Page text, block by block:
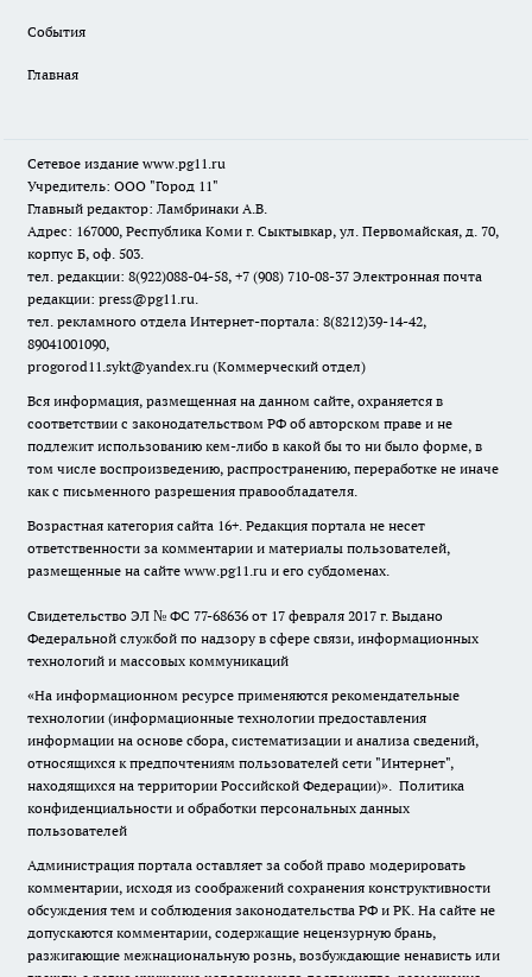
События
Главная
Сетевое издание www.pg11.ru
Учредитель: ООО "Город 11"
Главный редактор: Ламбринаки А.В.
Адрес: 167000, Республика Коми г. Сыктывкар, ул. Первомайская, д. 70,
корпус Б, оф. 503.
тел. редакции: 8(922)088-04-58, +7 (908) 710-08-37 Электронная почта
редакции: press@pg11.ru.
тел. рекламного отдела Интернет-портала: 8(8212)39-14-42,
89041001090,
progorod11.sykt@yandex.ru (Коммерческий отдел)
Вся информация, размещенная на данном сайте, охраняется в
соответствии с законодательством РФ об авторском праве и не
подлежит использованию кем-либо в какой бы то ни было форме, в
том числе воспроизведению, распространению, переработке не иначе
как с письменного разрешения правообладателя.
Возрастная категория сайта 16+. Редакция портала не несет
ответственности за комментарии и материалы пользователей,
размещенные на сайте www.pg11.ru и его субдоменах.
Свидетельство ЭЛ № ФС 77-68636 от 17 февраля 2017 г. Выдано
Федеральной службой по надзору в сфере связи, информационных
технологий и массовых коммуникаций
«На информационном ресурсе применяются рекомендательные
технологии (информационные технологии предоставления
информации на основе сбора, систематизации и анализа сведений,
относящихся к предпочтениям пользователей сети "Интернет",
находящихся на территории Российской Федерации)». Политика
конфиденциальности и обработки персональных данных
пользователей
Администрация портала оставляет за собой право модерировать
комментарии, исходя из соображений сохранения конструктивности
обсуждения тем и соблюдения законодательства РФ и РК. На сайте не
допускаются комментарии, содержащие нецензурную брань,
разжигающие межнациональную рознь, возбуждающие ненависть или